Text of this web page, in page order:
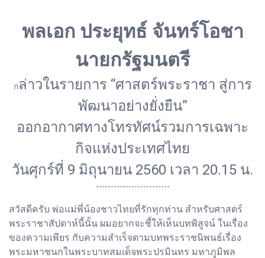
พลเอก ประยุทธ์ จันทร์โอชา
นายกรัฐมนตรี
กล่าวในรายการ “ศาสตร์พระราชา สู่การ
พัฒนาอย่างยั่งยืน”
ออกอากาศทางโทรทัศน์รวมการเฉพาะ
กิจแห่งประเทศไทย
วันศุกร์ที่ 9 มิถุนายน 2560 เวลา 20.15 น.
-------------------------
สวัสดีครับ พ่อแม่พี่น้องชาวไทยที่รักทุกท่าน สำหรับศาสตร์
พระราชาสัปดาห์นี้นั้น ผมอยากจะชี้ให้เห็นบทพิสูจน์ ในเรื่อง
ของความเพียร กับความสำเร็จตามบทพระราชนิพนธ์เรื่อง
พระมหาชนกในพระบาทสมเด็จพระปรมินทร มหาภูมิพล